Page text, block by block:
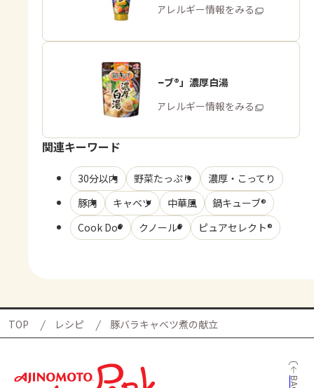
商品・アレルギー情報をみる
「鍋キューブ®」濃厚白湯
商品・アレルギー情報をみる
関連キーワード
30分以内 野菜たっぷり
濃厚・こってり
豚肉
キャベツ 中華風
鍋キューブ®
Cook Do®
クノール® ピュアセレクト®
TOP レシピ 豚バラキャベツ煮の献立